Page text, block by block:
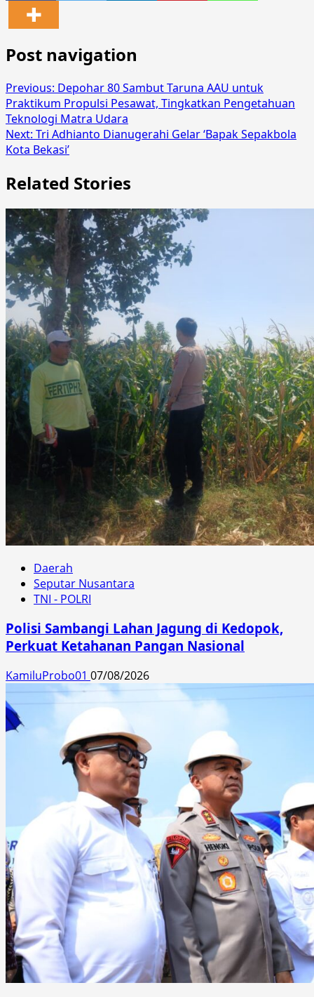
Post navigation
Previous: Depohar 80 Sambut Taruna AAU untuk
Praktikum Propulsi Pesawat, Tingkatkan Pengetahuan
Teknologi Matra Udara
Next: Tri Adhianto Dianugerahi Gelar ‘Bapak Sepakbola
Kota Bekasi’
Related Stories
Daerah
Seputar Nusantara
TNI - POLRI
Polisi Sambangi Lahan Jagung di Kedopok,
Perkuat Ketahanan Pangan Nasional
KamiluProbo01 07/08/2026